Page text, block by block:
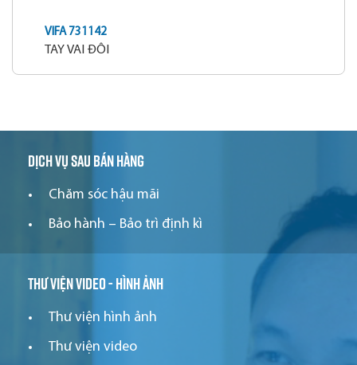
VIFA 731142
TAY VAI ĐÔI
Dịch vụ sau bán hàng
Chăm sóc hậu mãi
Bảo hành – Bảo trì định kì
Thư viện video - hình ảnh
Thư viện hình ảnh
Thư viện video